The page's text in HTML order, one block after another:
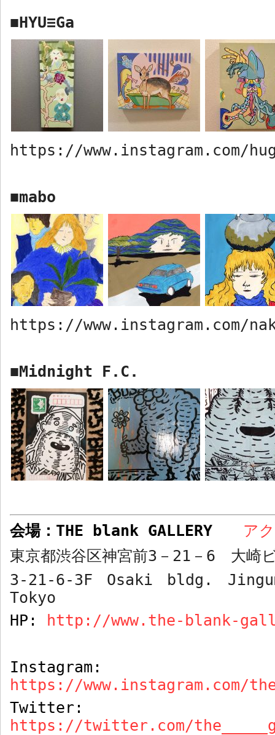
■HYU≡Ga
https://www.instagram.com/
■mabo
https://www.instagram.com/
■Midnight F.C.
会場： THE blank GALLERY
ア
東京都渋谷区神宮前3 － 21 － 6 大崎
3-21-6-3F Osaki bldg.
Tokyo
HP:
http://www.the-blank-
Instagram:
https://www.instagram.com/
Twitter:
https://twitter.com/